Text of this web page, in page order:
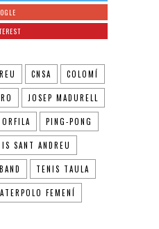
CNSA COLOMÍ
JOSEP MADURELL
ORFILA PING-PONG
SANT ANDREU
TENIS TAULA
FEMENÍ